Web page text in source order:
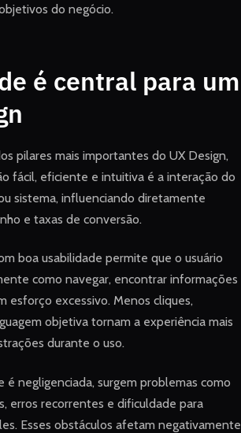
do negócio.
é central para um
pilares mais importantes do UX Design,
fácil, eficiente e intuitiva é a interação do
sistema, influenciando diretamente
e taxas de conversão.
boa usabilidade permite que o usuário
como navegar, encontrar informações
esforço excessivo. Menos cliques,
objetiva tornam a experiência mais
durante o uso.
é negligenciada, surgem problemas como
erros recorrentes e dificuldade para
Esses obstáculos afetam negativamente